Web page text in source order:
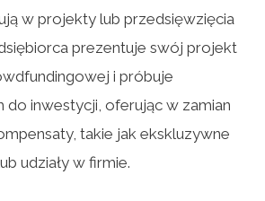
w projekty lub przedsięwzięcia
prezentuje swój projekt
i próbuje
do inwestycji, oferując w zamian
takie jak ekskluzywne
udziały w firmie.